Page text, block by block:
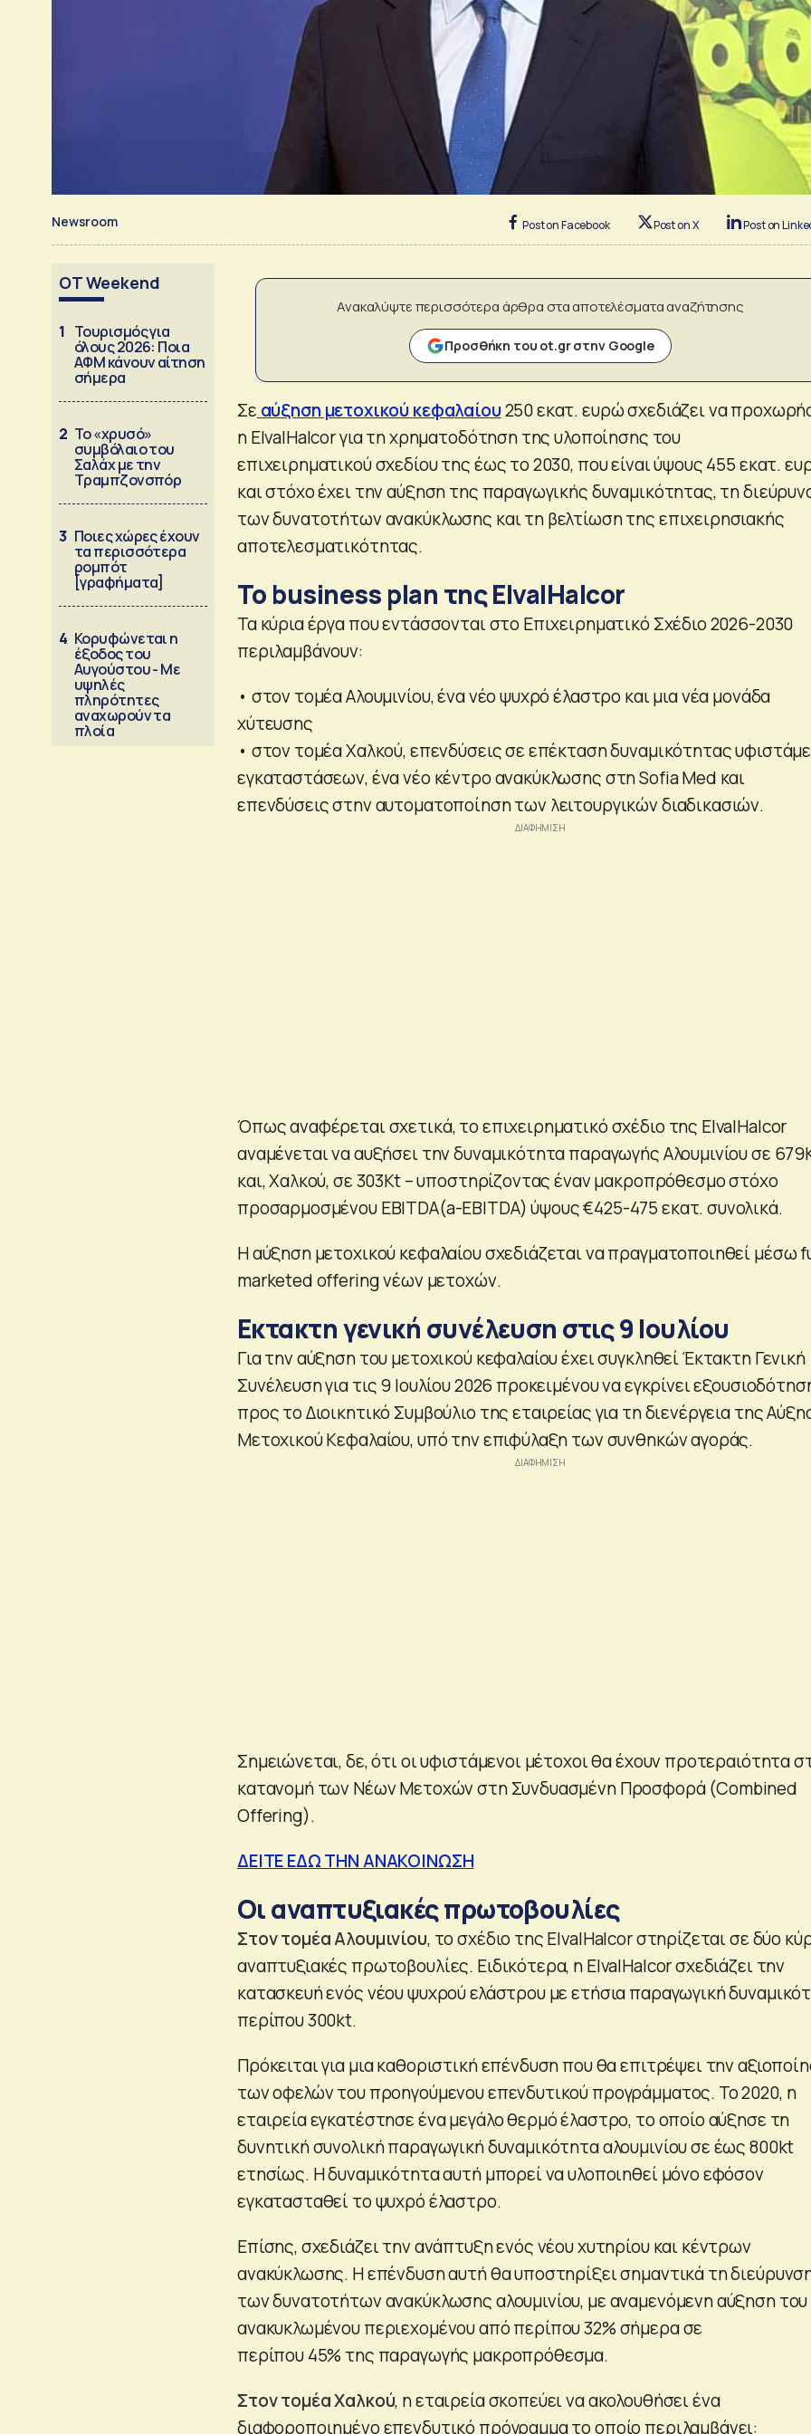
Newsroom Post on Facebook Post on X Post on
OT Weekend
1 Τουρισμός για
όλους 2026: Ποια
ΑΦΜ κάνουν αίτηση
σήμερα
2 Το «χρυσό»
συμβόλαιο του
Σαλάχ με την
Τραμπζονσπόρ
3 Ποιες χώρες έχουν
τα περισσότερα
ρομπότ
[γραφήματα]
4 Κορυφώνεται η
έξοδος του
Αυγούστου - Με
υψηλές
πληρότητες
αναχωρούν τα
πλοία
Ανακαλύψτε περισσότερα άρθρα στα αποτελέσματα αναζήτησης
Προσθήκη του ot.gr στην Google
Σε αύξηση μετοχικού κεφαλαίου250 εκατ. ευρώ σχεδιάζει να
η ElvalHalcor για τη χρηματοδότηση της υλοποίησης του
επιχειρηματικού σχεδίου της έως το 2030, που είναι ύψους 455 εκατ.
και στόχο έχει την αύξηση της παραγωγικής δυναμικότητας, τη
των δυνατοτήτων ανακύκλωσης και τη βελτίωση της επιχειρησιακής
αποτελεσματικότητας.
Το business plan της ElvalHalcor
Τα κύρια έργα που εντάσσονται στο Επιχειρηματικό Σχέδιο 2026-2030
περιλαμβάνουν:
• στον τομέα Αλουμινίου, ένα νέο ψυχρό έλαστρο και μια νέα μονάδα
χύτευσης
• στον τομέα Χαλκού, επενδύσεις σε επέκταση δυναμικότητας
εγκαταστάσεων, ένα νέο κέντρο ανακύκλωσης στη Sofia Med και
επενδύσεις στην αυτοματοποίηση των λειτουργικών διαδικασιών.
Όπως αναφέρεται σχετικά, το επιχειρηματικό σχέδιο της ΕlvalHalcor
αναμένεται να αυξήσει την δυναμικότητα παραγωγής Αλουμινίου σε
και, Χαλκού, σε 303Kt – υποστηρίζοντας έναν μακροπρόθεσμο στόχο
προσαρμοσμένου EBITDA(a-EBITDA) ύψους €425-475 εκατ. συνολικά.
Η αύξηση μετοχικού κεφαλαίου σχεδιάζεται να πραγματοποιηθεί μέσω
marketed offering νέων μετοχών.
Εκτακτη γενική συνέλευση στις 9 Ιουλίου
Για την αύξηση του μετοχικού κεφαλαίου έχει συγκληθεί Έκτακτη Γενική
Συνέλευση για τις 9 Ιουλίου 2026 προκειμένου να εγκρίνει
προς το Διοικητικό Συμβούλιο της εταιρείας για τη διενέργεια της
Μετοχικού Κεφαλαίου, υπό την επιφύλαξη των συνθηκών αγοράς.
Σημειώνεται, δε, ότι οι υφιστάμενοι μέτοχοι θα έχουν προτεραιότητα
κατανομή των Νέων Μετοχών στη Συνδυασμένη Προσφορά (Combined
Offering).
ΔΕΙΤΕ ΕΔΩ ΤΗΝ ΑΝΑΚΟΙΝΩΣΗ
Οι αναπτυξιακές πρωτοβουλίες
Στον τομέα Αλουμινίου, το σχέδιο της ΕlvalHalcor στηρίζεται σε δύο
αναπτυξιακές πρωτοβουλίες. Eιδικότερα, η ElvalHalcor σχεδιάζει την
κατασκευή ενός νέου ψυχρού ελάστρου με ετήσια παραγωγική
περίπου 300kt.
Πρόκειται για μια καθοριστική επένδυση που θα επιτρέψει την
των οφελών του προηγούμενου επενδυτικού προγράμματος. Το 2020, η
εταιρεία εγκατέστησε ένα μεγάλο θερμό έλαστρο, το οποίο αύξησε τη
δυνητική συνολική παραγωγική δυναμικότητα αλουμινίου σε έως 800kt
ετησίως. Η δυναμικότητα αυτή μπορεί να υλοποιηθεί μόνο εφόσον
εγκατασταθεί το ψυχρό έλαστρο.
Επίσης, σχεδιάζει την ανάπτυξη ενός νέου χυτηρίου και κέντρων
ανακύκλωσης. Η επένδυση αυτή θα υποστηρίξει σημαντικά τη
των δυνατοτήτων ανακύκλωσης αλουμινίου, με αναμενόμενη αύξηση του
ανακυκλωμένου περιεχομένου από περίπου 32% σήμερα σε
περίπου 45% της παραγωγής μακροπρόθεσμα.
Στον τομέα Χαλκού, η εταιρεία σκοπεύει να ακολουθήσει ένα
διαφοροποιημένο επενδυτικό πρόγραμμα το οποίο περιλαμβάνει: